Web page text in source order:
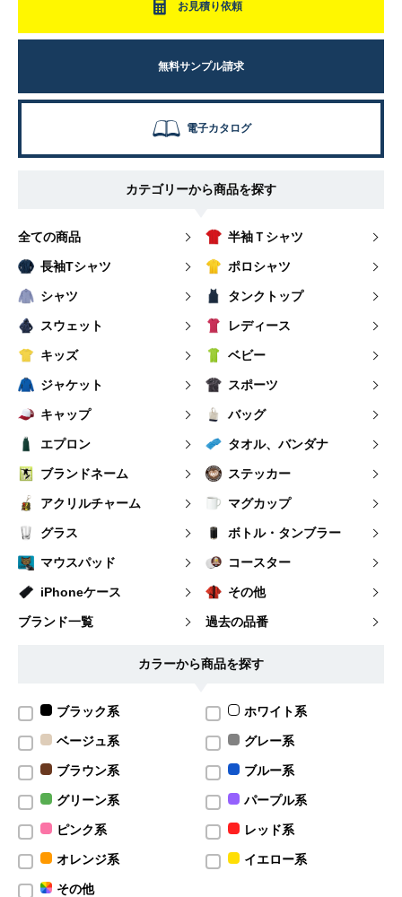
お見積り依頼
無料サンプル請求
電子カタログ
カテゴリーから商品を探す
全ての商品 半袖Ｔシャツ
長袖Tシャツ ポロシャツ
シャツ タンクトップ
スウェット レディース
キッズ ベビー
ジャケット スポーツ
キャップ バッグ
エプロン タオル、バンダナ
ブランドネーム ステッカー
アクリルチャーム マグカップ
グラス ボトル・タンブラー
マウスパッド コースター
iPhoneケース その他
ブランド一覧 過去の品番
カラーから商品を探す
ブラック系 ホワイト系
ベージュ系 グレー系
ブラウン系 ブルー系
グリーン系 パープル系
ピンク系 レッド系
オレンジ系 イエロー系
その他